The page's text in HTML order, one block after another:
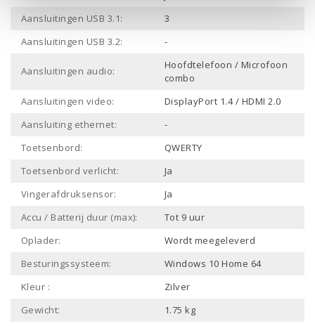
Aansluitingen USB 3.1:
3
Aansluitingen USB 3.2:
-
Aansluitingen audio:
Hoofdtelefoon / Microfoon
combo
Aansluitingen video:
DisplayPort 1.4 / HDMI 2.0
Aansluiting ethernet:
-
Toetsenbord:
QWERTY
Toetsenbord verlicht:
Ja
Vingerafdruksensor:
Ja
Accu / Batterij duur (max):
Tot 9 uur
Oplader:
Wordt meegeleverd
Besturingssysteem:
Windows 10 Home 64
Kleur :
Zilver
Gewicht:
1.75 kg